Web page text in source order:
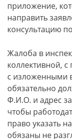
приложение,
направить
консультацию
Жалоба в
коллективной,
с изложенными
обязательно
Ф.И.О. и адрес
чтобы
право указать
обязаны не